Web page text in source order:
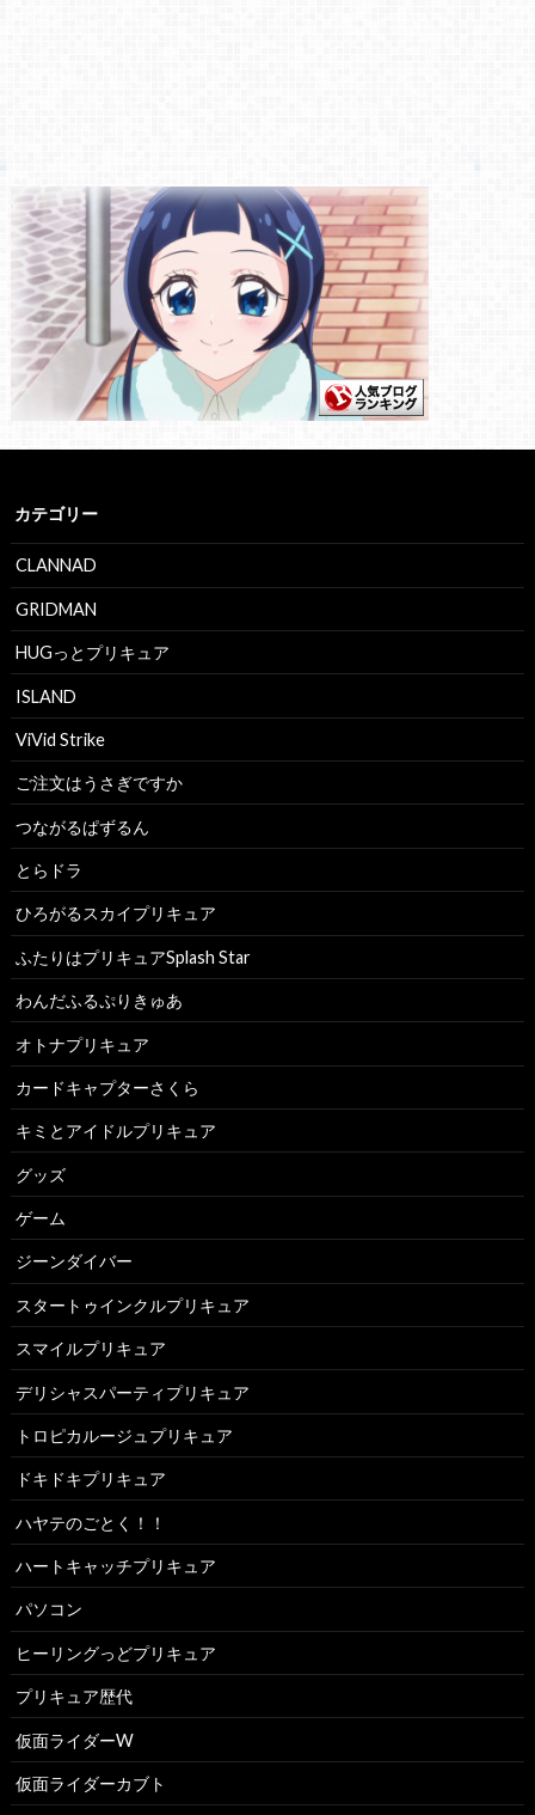
カテゴリー
CLANNAD
GRIDMAN
HUGっとプリキュア
ISLAND
ViVid Strike
ご注文はうさぎですか
つながるぱずるん
とらドラ
ひろがるスカイプリキュア
ふたりはプリキュアSplash Star
わんだふるぷりきゅあ
オトナプリキュア
カードキャプターさくら
キミとアイドルプリキュア
グッズ
ゲーム
ジーンダイバー
スタートゥインクルプリキュア
スマイルプリキュア
デリシャスパーティプリキュア
トロピカルージュプリキュア
ドキドキプリキュア
ハヤテのごとく！！
ハートキャッチプリキュア
パソコン
ヒーリングっどプリキュア
プリキュア歴代
仮面ライダーW
仮面ライダーカブト